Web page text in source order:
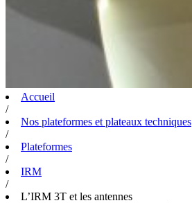
Accueil
/
Nos plateformes et plateaux techniques
/
Plateformes
/
IRM
/
L’IRM 3T et les antennes